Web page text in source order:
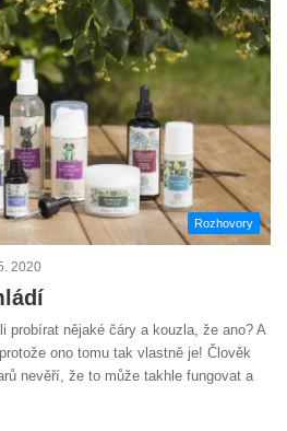
Rozhovory
2020
probírat nějaké čáry a kouzla, že ano? A
ono tomu tak vlastně je! Člověk
nevěří, že to může takhle fungovat a